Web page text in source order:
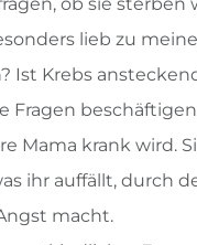
lieb zu
Ist Krebs
Fragen
Mama krank wird.
ihr auffällt, durch
macht.